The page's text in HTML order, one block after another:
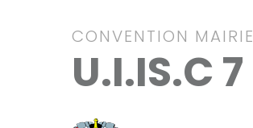
CONVENTION MAIRIE
U.I.IS.C 7